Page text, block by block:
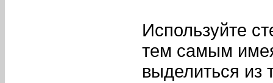
Используйте
тем самым
выделиться из